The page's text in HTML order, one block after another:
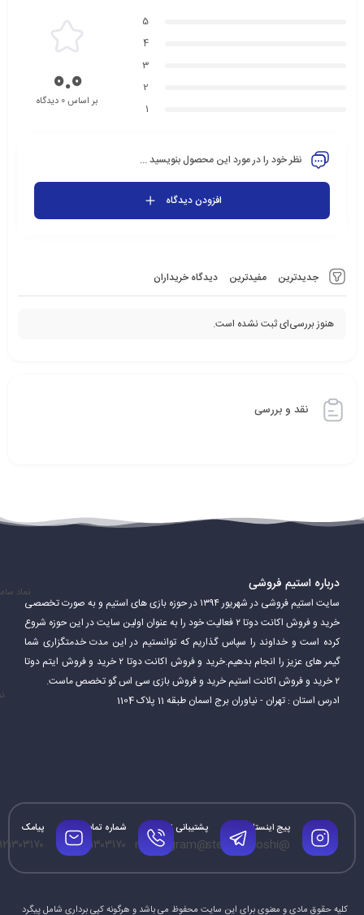
جدیدترین مفیدترین دیدگاه خریداران
هنوز بررسی‌ای ثبت نشده است.
5
4
3
2
1
0.0بر اساس 0 دیدگاه
نظر خود را در مورد این محصول بنویسید ...
افزودن دیدگاه
نقد و بررسی
درباره استیم فروشی
سایت استیم فروشی در شهریور ۱۳۹۴ در حوزه بازی های استیم و به صورت تخصصی
خرید و فروش اکانت دوتا ۲ فعالیت خود را به عنوان اولین سایت در این حوزه شروع
کرده است و خداوند را سپاس گذاریم که توانستیم در این مدت خدمتگزاری شما
گیمر های عزیز را انجام بدهیم.خرید و فروش اکانت دوتا ۲ خرید و فروش ایتم دوتا
۲ خرید و فروش اکانت استیم خرید و فروش بازی سی اس گو تخصص ماست.
ادرس استان : تهران - نیاوران برج اسمان طبقه 11 پلاک 1104
نماد
پیج اینستاگرام
@steamforoshi
پشتیبانی تلگرام
@mrtelegram
شماره تماس
۰۹۱۲۱۳۰۳۱۷۰
پیامک
کلیه حقوق مادی و معنوی برای این سایت محفوظ می باشد و هرگونه کپی برداری شامل پیگرد